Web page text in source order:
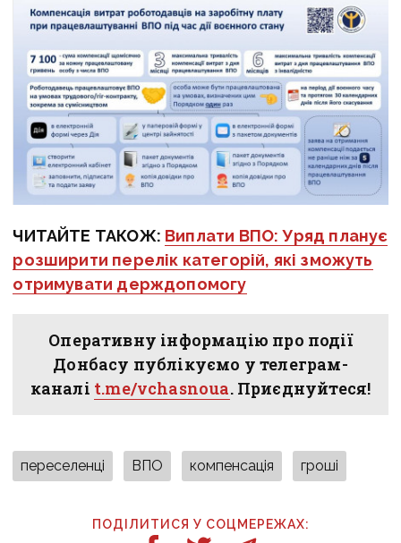
ЧИТАЙТЕ ТАКОЖ: Виплати ВПО: Уряд планує
розширити перелік категорій, які зможуть
отримувати держдопомогу
Оперативну інформацію про події
Донбасу публікуємо у телеграм-
каналі t.me/vchasnoua. Приєднуйтеся!
переселенці ВПО компенсація гроші
ПОДІЛИТИСЯ У СОЦМЕРЕЖАХ: